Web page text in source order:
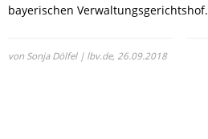
bayerischen Verwaltungsgerichtshof.
von Sonja Dölfel | lbv.de, 26.09.2018